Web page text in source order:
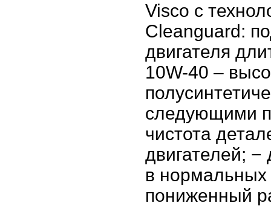
Visco с
Cleanguard:
двигателя
10W-40 –
следующими
чистота
двигателей; −
в нормальных
пониженный